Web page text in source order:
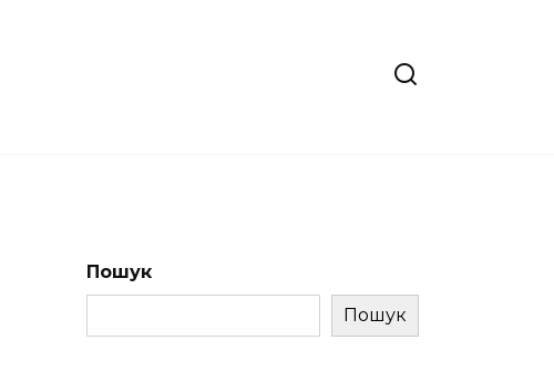
Пошук
Пошук